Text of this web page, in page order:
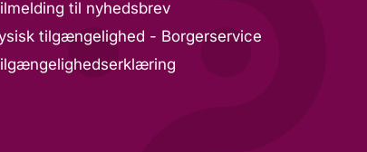
til nyhedsbrev
tilgængelighed - Borgerservice